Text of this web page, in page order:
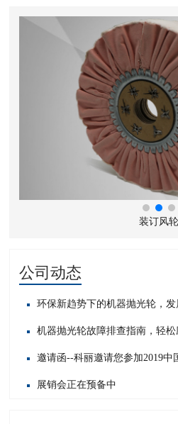
装订风轮
公司动态
环保新趋势下的机器抛光轮，发
机器抛光轮故障排查指南，轻
邀请函--科丽邀请您参加2019中
展销会正在预备中